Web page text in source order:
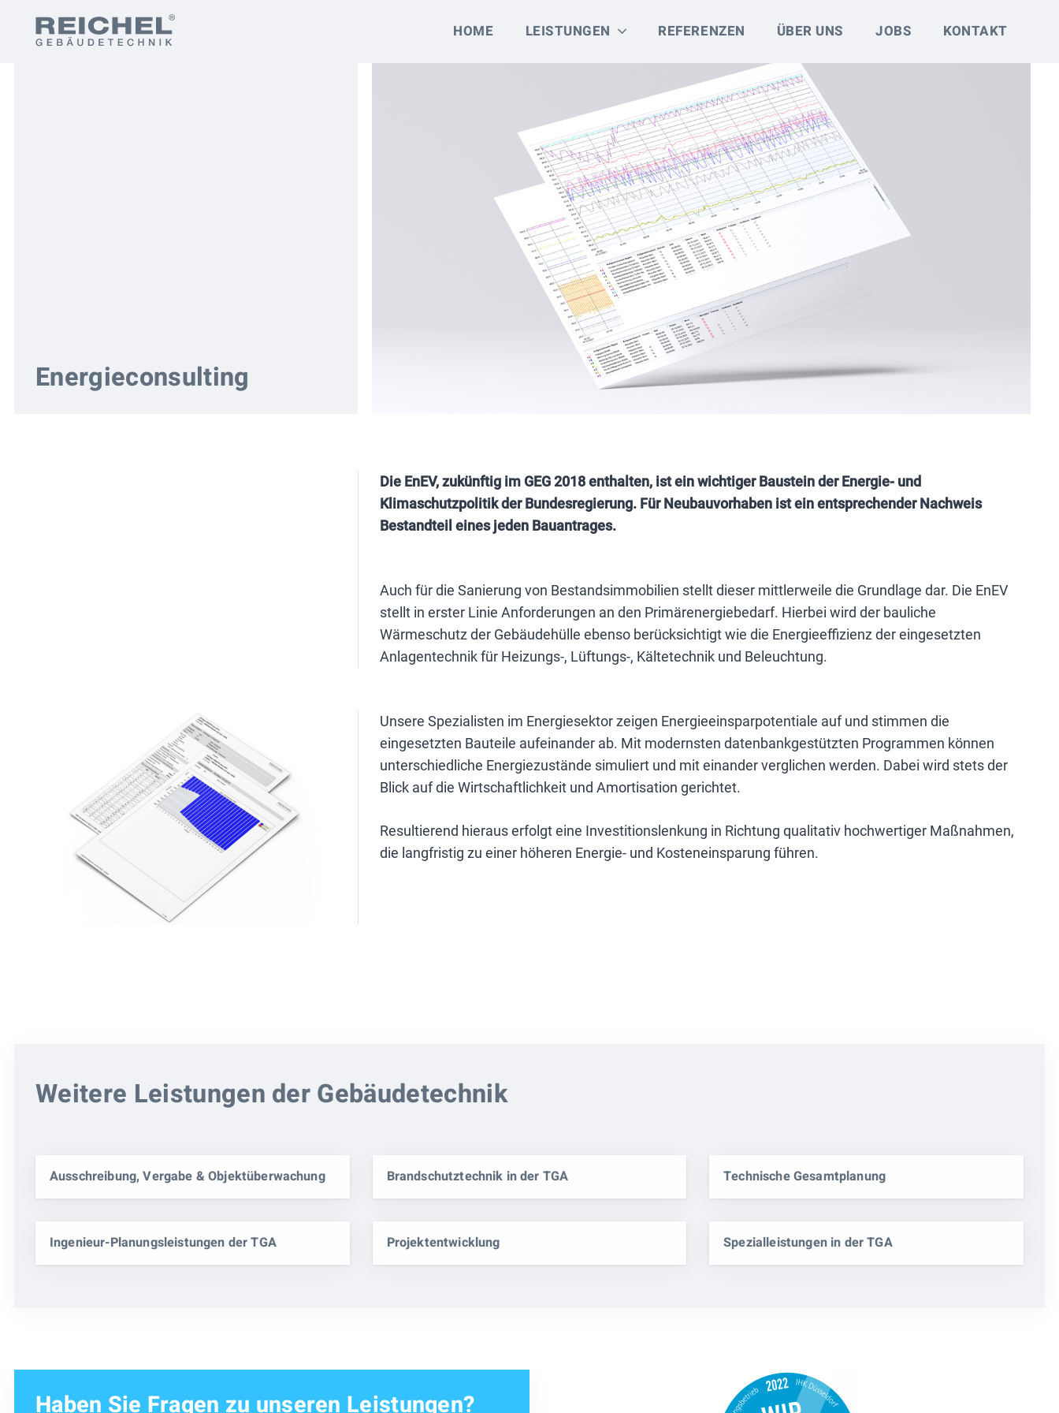
HOME LEISTUNGEN REFERENZEN ÜBER UNS JOBS KONTAKT
Energieconsulting
Die EnEV, zukünftig im GEG 2018 enthalten, ist ein wichtiger Baustein der Energie- und
Klimaschutzpolitik der Bundesregierung. Für Neubauvorhaben ist ein entsprechender Nachweis
Bestandteil eines jeden Bauantrages.
Auch für die Sanierung von Bestandsimmobilien stellt dieser mittlerweile die Grundlage dar. Die EnEV
stellt in erster Linie Anforderungen an den Primärenergiebedarf. Hierbei wird der bauliche
Wärmeschutz der Gebäudehülle ebenso berücksichtigt wie die Energieeffizienz der eingesetzten
Anlagentechnik für Heizungs-, Lüftungs-, Kältetechnik und Beleuchtung.
Unsere Spezialisten im Energiesektor zeigen Energieeinsparpotentiale auf und stimmen die
eingesetzten Bauteile aufeinander ab. Mit modernsten datenbankgestützten Programmen können
unterschiedliche Energiezustände simuliert und mit einander verglichen werden. Dabei wird stets der
Blick auf die Wirtschaftlichkeit und Amortisation gerichtet.
Resultierend hieraus erfolgt eine Investitionslenkung in Richtung qualitativ hochwertiger Maßnahmen,
die langfristig zu einer höheren Energie- und Kosteneinsparung führen.
Weitere Leistungen der Gebäudetechnik
Ausschreibung, Vergabe & Objektüberwachung Brandschutztechnik in der TGA Technische Gesamtplanung
Ingenieur-Planungsleistungen der TGA Projektentwicklung Spezialleistungen in der TGA
Haben Sie Fragen zu unseren Leistungen?